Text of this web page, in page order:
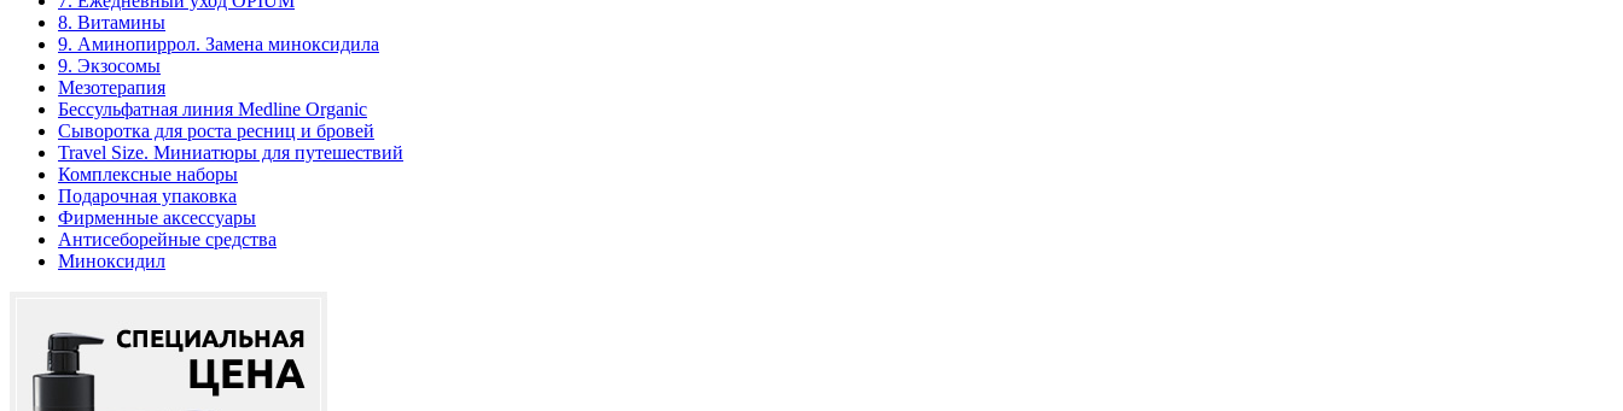
8. Витамины
9. Аминопиррол. Замена миноксидила
9. Экзосомы
Мезотерапия
Бессульфатная линия Medline Organic
Сыворотка для роста ресниц и бровей
Travel Size. Миниатюры для путешествий
Комплексные наборы
Подарочная упаковка
Фирменные аксессуары
Антисеборейные средства
Миноксидил